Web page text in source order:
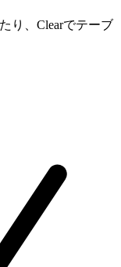
り、Clearでテーブ